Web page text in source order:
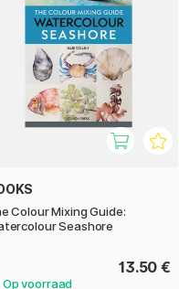
Colour Mixing Guide:
Seashore
13.50 €